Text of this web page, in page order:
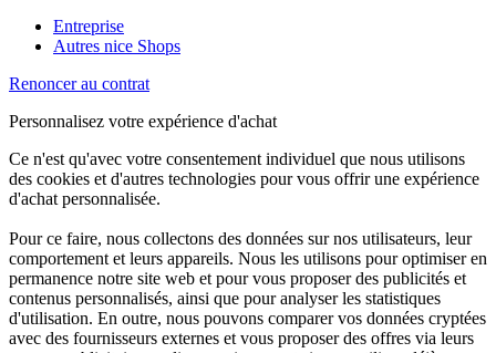
Entreprise
Autres nice Shops
Renoncer au contrat
Personnalisez votre expérience d'achat
Ce n'est qu'avec votre consentement individuel que nous utilisons
des cookies et d'autres technologies pour vous offrir une expérience
d'achat personnalisée.
Pour ce faire, nous collectons des données sur nos utilisateurs, leur
comportement et leurs appareils. Nous les utilisons pour optimiser en
permanence notre site web et pour vous proposer des publicités et
contenus personnalisés, ainsi que pour analyser les statistiques
d'utilisation. En outre, nous pouvons comparer vos données cryptées
avec des fournisseurs externes et vous proposer des offres via leurs